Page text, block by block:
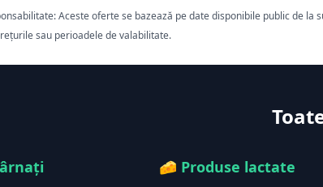
Aceste oferte se bazează pe date disponibile public de
sau perioadele de valabilitate.
🧀 Produse lactate